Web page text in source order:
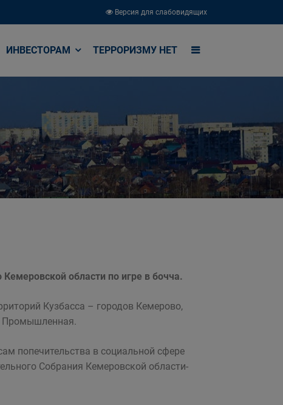
Версия для слабовидящих
ИНВЕСТОРАМ ТЕРРОРИЗМУ НЕТ
области по игре в бочча.
Кузбасса – городов Кемерово,
Промышленная.
попечительства в социальной сфере
Собрания Кемеровской области-